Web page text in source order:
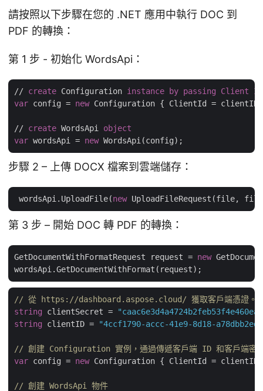
請按照以下步驟在您的 .NET 應用中執行 DOC 到
PDF 的轉換：
第 1 步 - 初始化 WordsApi：
// create Configuration instance by passing Client
ID
var config = new Configuration { ClientId =
// create WordsApi object
var wordsApi = new
步驟 2 – 上傳 DOCX 檔案到雲端儲存：
wordsApi.UploadFile(new UploadFileRequest(file,
第 3 步 – 開始 DOC 轉 PDF 的轉換：
GetDocumentWithFormatRequest request = new
// 從 https://dashboard.aspose.cloud/ 獲取客戶端憑證。
string clientSecret =
string clientID = "4ccf1790-accc-41e9-8d18-
// 創建 Configuration 實例，通過傳遞客戶端 ID 和客戶端密
var config = new Configuration { ClientId =
// 創建 WordsApi 物件